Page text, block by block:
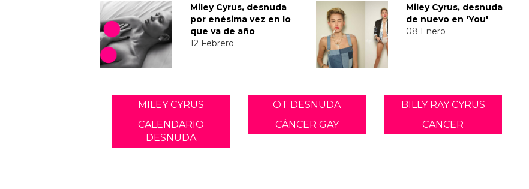
Miley Cyrus, desnuda
por enésima vez en lo
que va de año
12 Febrero
Miley Cyrus, desnuda
de nuevo en 'You'
08 Enero
MILEY CYRUS OT DESNUDA
BILLY RAY CYRUS
CALENDARIO
DESNUDA
CÁNCER GAY CANCER